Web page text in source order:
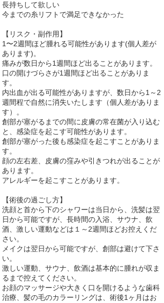
長持ちして欲しい
今までの糸リフトで満足できなかった​​
【リスク・副作用】
1〜2週間ほど腫れる可能性があります(個人差が
あります)。
痛みが数日から1週間ほど出ることがあります。
口の開けづらさが1週間ほど出ることがありま
す。
内出血が出る可能性がありますが、数日から1～2
週間程で自然に消失いたします（個人差がありま
す）。
創部が塞がるまでの間に皮膚の常在菌が入り込む
と、感染症を起こす可能性があります。
創部が塞がった後も感染症を起こすことがありま
す。
顔の左右差、皮膚の窪みや引きつれが出ることが
あります。
アレルギーを起こすことがあります。
【術後の過ごし方】
洗顔と首から下のシャワーは当日から、洗髪は翌
日から可能ですが、長時間の入浴、サウナ、飲
酒、激しい運動などは１～2週間ほどお控えくだ
さい。
メイクは翌日から可能ですが、創部は避けて下さ
い。
激しい運動、サウナ、飲酒は基本的に腫れが収ま
るまで控えてください。
お顔のマッサージや大きく口を開けるような歯科
治療、髪の毛のカラーリングは、術後1ヶ月はお